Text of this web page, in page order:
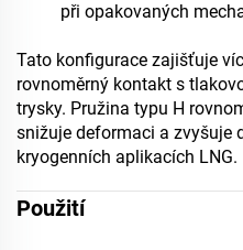
při opakovaných
Tato konfigurace zajišťuje
rovnoměrný kontakt s
trysky. Pružina typu H
snižuje deformaci a zvyšuje
kryogenních aplikacích LNG.
Použití